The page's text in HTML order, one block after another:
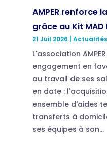
AMPER renforce
grâce au Kit MAD
21 Juil 2026 Actualités
L'association
engagement en
au travail de ses
en date :
ensemble d'aides
transferts à
ses équipes à son...